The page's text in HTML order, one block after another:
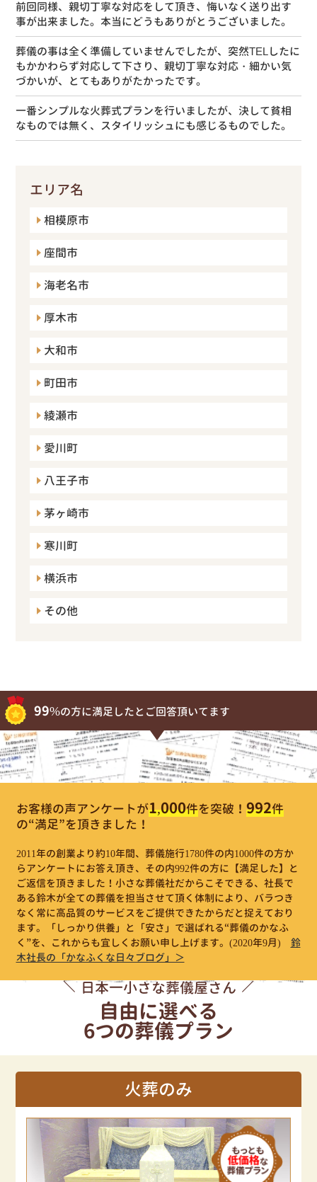
前回同様、親切丁寧な対応をして頂き、悔いなく送り出す
事が出来ました。本当にどうもありがとうございました。
葬儀の事は全く準備していませんでしたが、突然TELしたに
もかかわらず対応して下さり、親切丁寧な対応・細かい気
づかいが、とてもありがたかったです。
一番シンプルな火葬式プランを行いましたが、決して貧相
なものでは無く、スタイリッシュにも感じるものでした。
エリア名
相模原市
座間市
海老名市
厚木市
大和市
町田市
綾瀬市
愛川町
八王子市
茅ヶ崎市
寒川町
横浜市
その他
99%の方に満足したとご回答頂いてます
お客様の声アンケートが1,000件を突破！ 992件
の“満足”を頂きました！
2011年の創業より約10年間、葬儀施行1780件の内1000件の方か
らアンケートにお答え頂き、その内992件の方に【満足した】と
ご返信を頂きました！小さな葬儀社だからこそできる、社長で
ある鈴木が全ての葬儀を担当させて頂く体制により、バラつき
なく常に高品質のサービスをご提供できたからだと捉えており
ます。「しっかり供養」と「安さ」で選ばれる“葬儀のかなふ
く”を、これからも宜しくお願い申し上げます。 (2020年9月)
鈴
木社長の「かなふくな日々ブログ」＞
日本一小さな葬儀屋さん
自由に選べる
6つの葬儀プラン
火葬のみ